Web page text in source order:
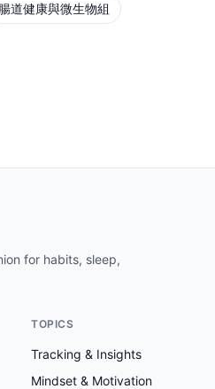
腸道健康與微生物組
for habits, sleep,
TOPICS
Tracking & Insights
Mindset & Motivation